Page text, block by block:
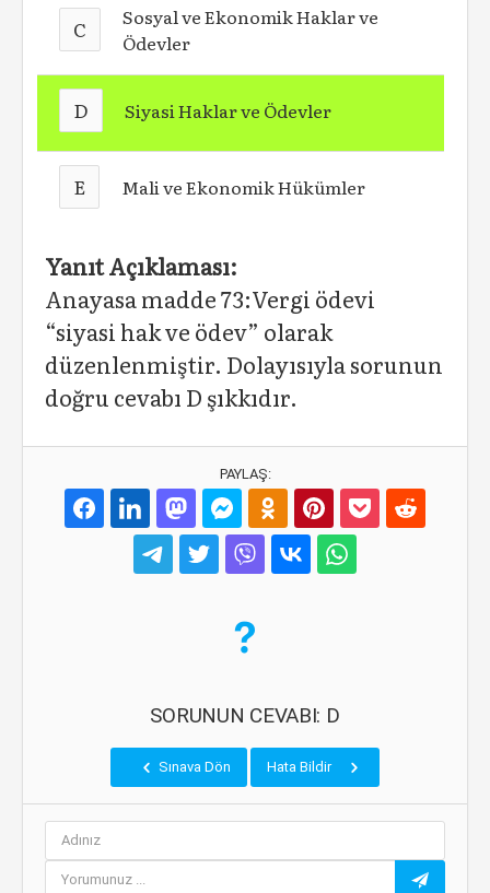
C
Sosyal ve Ekonomik Haklar ve
Ödevler
D Siyasi Haklar ve Ödevler
E Mali ve Ekonomik Hükümler
Yanıt Açıklaması:
Anayasa madde 73:Vergi ödevi
“siyasi hak ve ödev” olarak
düzenlenmiştir. Dolayısıyla sorunun
doğru cevabı D şıkkıdır.
PAYLAŞ:
SORUNUN CEVABI: D
Sınava Dön Hata Bildir